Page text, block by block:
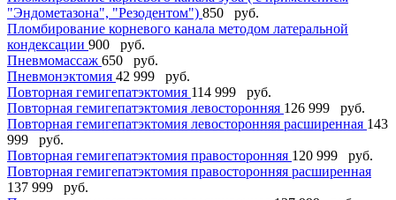
"Эндометазона", "Резодентом") 850 руб.
Пломбирование корневого канала методом латеральной
кондексации 900 руб.
Пневмомассаж 650 руб.
Пневмонэктомия 42 999 руб.
Повторная гемигепатэктомия 114 999 руб.
Повторная гемигепатэктомия левосторонняя 126 999 руб.
Повторная гемигепатэктомия левосторонняя расширенная 143
999 руб.
Повторная гемигепатэктомия правосторонняя 120 999 руб.
Повторная гемигепатэктомия правосторонняя расширенная
137 999 руб.